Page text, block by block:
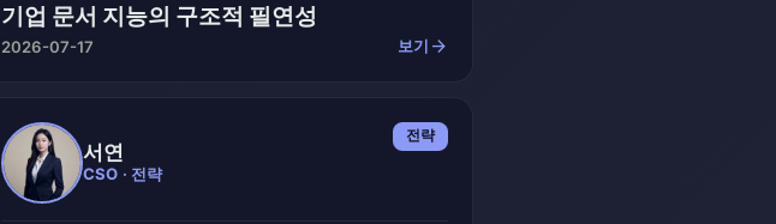
기업 문서 지능의 구조적 필연성
2026-07-17 보기 arrow_forward
서연
CSO · 전략
전략